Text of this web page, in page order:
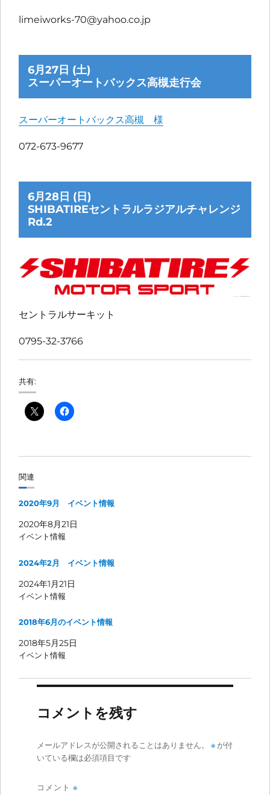
limeiworks-70@yahoo.co.jp
6月27日 (土)
スーパーオートバックス高槻走行会
スーパーオートバックス高槻 様
072-673-9677
6月28日 (日)
SHIBATIREセントラルラジアルチャレンジ
Rd.2
セントラルサーキット
0795-32-3766
共有:
関連
2020年9月 イベント情報
2020年8月21日
イベント情報
2024年2月 イベント情報
2024年1月21日
イベント情報
2018年6月のイベント情報
2018年5月25日
イベント情報
コメントを残す
メールアドレスが公開されることはありません。 ※が付
いている欄は必須項目です
コメント ※